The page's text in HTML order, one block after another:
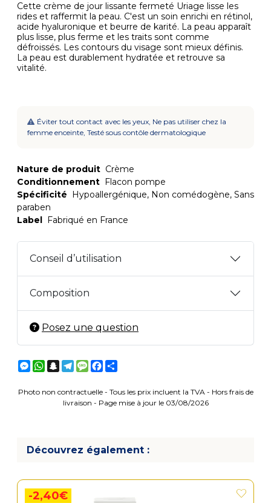
Cette crème de jour lissante fermeté Uriage lisse les
rides et raffermit la peau. C'est un soin enrichi en rétinol,
acide hyaluronique et beurre de karité. La peau apparaît
plus lisse, plus ferme et les traits sont comme
défroissés. Les contours du visage sont mieux définis.
La peau est durablement hydratée et retrouve sa
vitalité.
Éviter tout contact avec les yeux, Ne pas utiliser chez la
femme enceinte, Testé sous contôle dermatologique
Nature de produit Crème
Conditionnement Flacon pompe
Spécificité Hypoallergénique, Non comédogène, Sans
paraben
Label Fabriqué en France
Conseil d’utilisation
Composition
Posez une question
Messenger
WhatsApp
Snapchat
Telegram
MessageFacebook
Photo non contractuelle - Tous les prix incluent la TVA - Hors frais de
livraison - Page mise à jour le 03/08/2026
Découvrez également :
-2,40€